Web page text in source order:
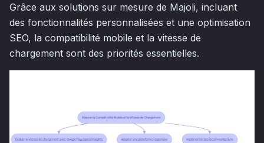
Grâce aux solutions sur mesure de Majoli, incluant
des fonctionnalités personnalisées et une optimisation
SEO, la compatibilité mobile et la vitesse de
chargement sont des priorités essentielles.